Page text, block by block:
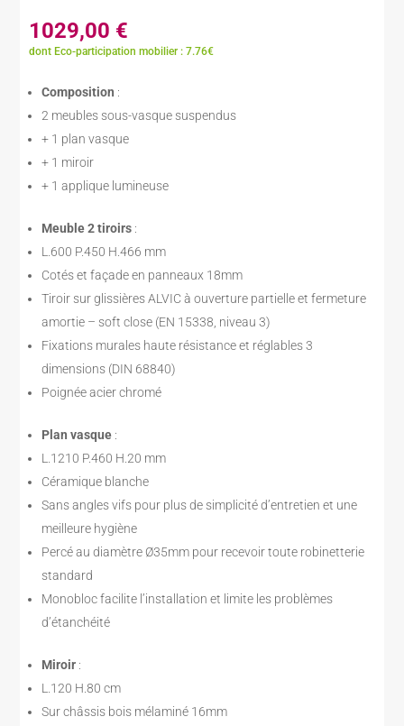
1029,00 €
dont Eco-participation mobilier : 7.76€
Composition :
2 meubles sous-vasque suspendus
+ 1 plan vasque
+ 1 miroir
+ 1 applique lumineuse
Meuble 2 tiroirs :
L.600 P.450 H.466 mm
Cotés et façade en panneaux 18mm
Tiroir sur glissières ALVIC à ouverture partielle et fermeture
amortie – soft close (EN 15338, niveau 3)
Fixations murales haute résistance et réglables 3
dimensions (DIN 68840)
Poignée acier chromé
Plan vasque :
L.1210 P.460 H.20 mm
Céramique blanche
Sans angles vifs pour plus de simplicité d’entretien et une
meilleure hygiène
Percé au diamètre Ø35mm pour recevoir toute robinetterie
standard
Monobloc facilite l’installation et limite les problèmes
d’étanchéité
Miroir :
L.120 H.80 cm
Sur châssis bois mélaminé 16mm